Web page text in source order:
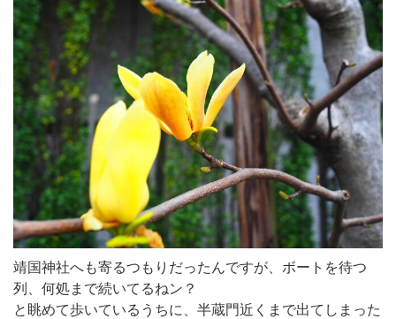
靖国神社へも寄るつもりだったんですが、ボートを待つ
列、何処まで続いてるねン？
と眺めて歩いているうちに、半蔵門近くまで出てしまった